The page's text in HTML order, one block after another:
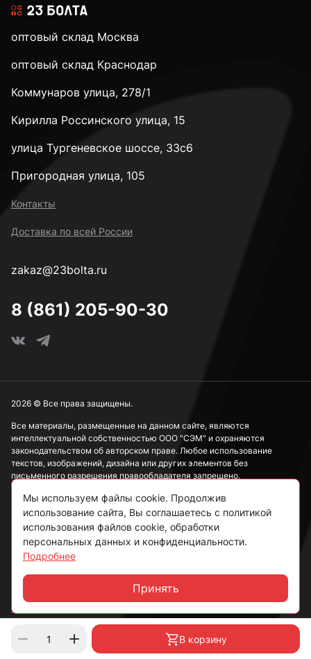
В корзину
32 мм
35 мм
оптовый склад Москва
оптовый склад Краснодар
Коммунаров улица, 278/1
Кирилла Россинского улица, 15
улица Тургеневское шоссе, 33с6
Пригородная улица, 105
Контакты
Доставка по всей России
zakaz@23bolta.ru
8 (861) 205-90-30
Все материалы, размещенные на данном сайте, являются
интеллектуальной собственностью ООО "СЭМ" и охраняются
законодательством об авторском праве. Любое использование
текстов, изображений, дизайна или других элементов без
письменного разрешения правообладателя запрещено.
Информация, представленная на сайте, носит исключительно
ознакомительный характер и не может рассматриваться как
публичная оферта в соответствии со ст. 437 ГК РФ.
Политика конфиденциальности
Согласие на обработку данных
Пользовательское соглашение
2026 © Все права защищены.
Мы используем файлы cookie. Продолжив
использование сайта, Вы соглашаетесь с политикой
использования файлов cookie, обработки
персональных данных и конфиденциальности.
Подробнее
Принять
Чат